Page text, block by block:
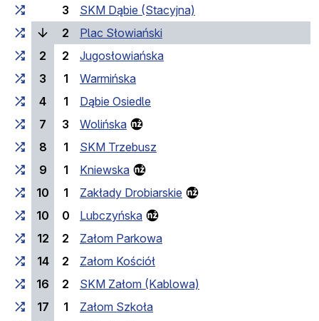
3
SKM Dąbie (Stacyjna)
2
Plac Słowiański
2
2
Jugosłowiańska
3
1
Warmińska
4
1
Dąbie Osiedle
7
3
Wolińska
8
1
SKM Trzebusz
9
1
Kniewska
10
1
Zakłady Drobiarskie
10
0
Lubczyńska
12
2
Załom Parkowa
14
2
Załom Kościół
16
2
SKM Załom (Kablowa)
17
1
Załom Szkoła